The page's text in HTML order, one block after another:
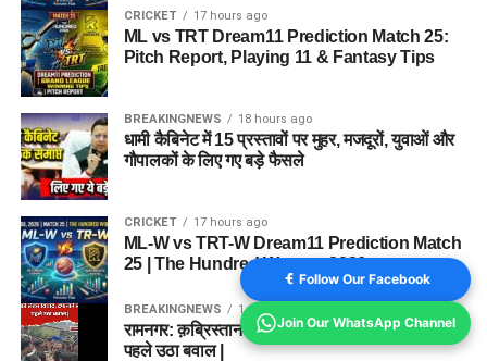
CRICKET 17 hours ago
ML vs TRT Dream11 Prediction Match 25:
Pitch Report, Playing 11 & Fantasy Tips
BREAKINGNEWS 18 hours ago
धामी कैबिनेट में 15 प्रस्तावों पर मुहर, मजदूरों, युवाओं और
गौपालकों के लिए गए बड़े फैसले
CRICKET 17 hours ago
ML-W vs TRT-W Dream11 Prediction Match
25 | The Hundred Women 2026
BREAKINGNEWS 1 year ago
रामनगर: क़ब्रिस्तान की ज़मीन को लेकर विवाद, दफनाने से
पहले उठा बवाल |
Follow Our Facebook
Join Our WhatsApp Channel